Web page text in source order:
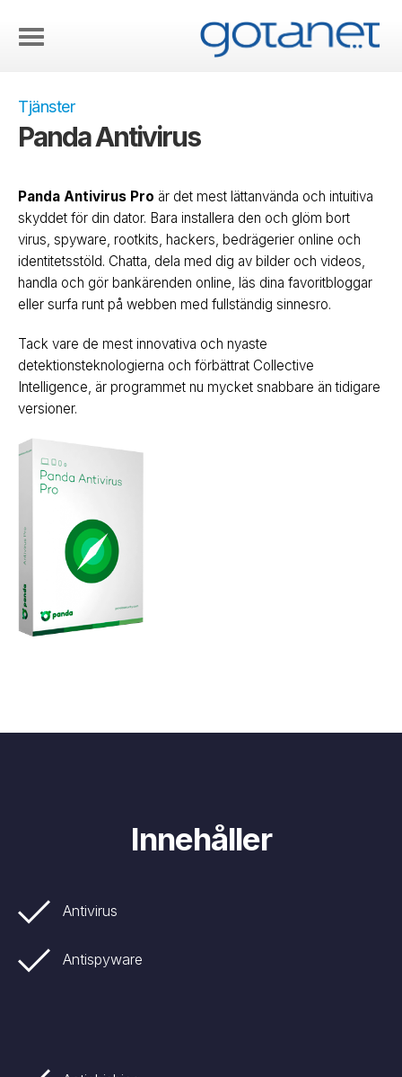
Tjänster
Panda Antivirus
Panda Antivirus Pro är det mest lättanvända och intuitiva
skyddet för din dator. Bara installera den och glöm bort
virus, spyware, rootkits, hackers, bedrägerier online och
identitetsstöld. Chatta, dela med dig av bilder och videos,
handla och gör bankärenden online, läs dina favoritbloggar
eller surfa runt på webben med fullständig sinnesro.
Tack vare de mest innovativa och nyaste
detektionsteknologierna och förbättrat Collective
Intelligence, är programmet nu mycket snabbare än tidigare
versioner.
Innehåller
Antivirus
Antispyware